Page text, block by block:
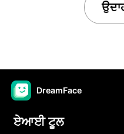
DreamFace
ਏਆਈ ਟੂਲ